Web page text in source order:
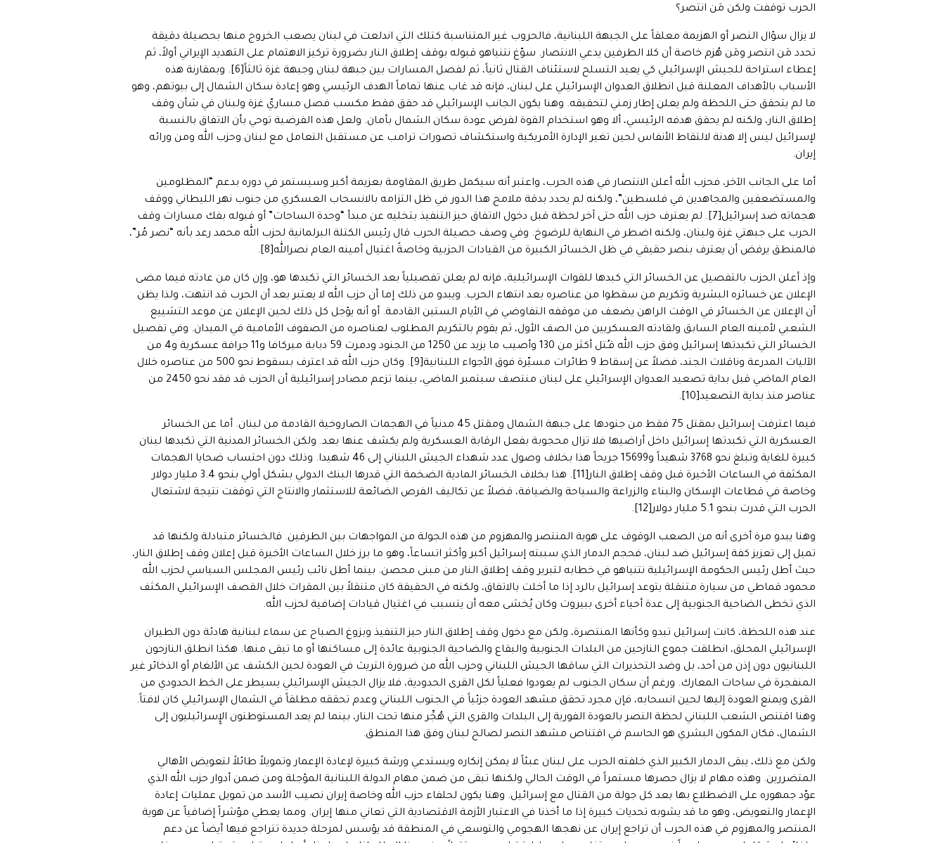
الحرب توقفت ولكن مَن انتصر؟
لا يزال سؤال النصر أو الهزيمة معلقاً على الجبهة اللبنانية، فالحروب غير المتناسبة كتلك التي اندلعت في لبنان يصعب الخروج منها بحصيلة دقيقة
تحدد مَن انتصر ومَن هُزم خاصة أن كلا الطرفين يدعي الانتصار. سوّغ نتنياهو قبوله بوقف إطلاق النار بضرورة تركيز الاهتمام على التهديد الإيراني أولاً، ثم
إعطاء استراحة للجيش الإسرائيلي كي يعيد التسلح لاستئناف القتال ثانياً، ثم لفصل المسارات بين جبهة لبنان وجبهة غزة ثالثاً[6]. وبمقارنة هذه
الأسباب بالأهداف المعلنة قبل انطلاق العدوان الإسرائيلي على لبنان، فإنه قد غاب عنها تماماً الهدف الرئيسي وهو إعادة سكان الشمال إلى بيوتهم، وهو
ما لم يتحقق حتى اللحظة ولم يعلن إطار زمني لتحقيقه. وهنا يكون الجانب الإسرائيلي قد حقق فقط مكسب فصل مساريّ غزة ولبنان في شأن وقف
إطلاق النار، ولكنه لم يحقق هدفه الرئيسي، ألا وهو استخدام القوة لفرض عودة سكان الشمال بأمان. ولعل هذه الفرضية توحي بأن الاتفاق بالنسبة
لإسرائيل ليس إلا هدنة لالتقاط الأنفاس لحين تغير الإدارة الأمريكية واستكشاف تصورات ترامب عن مستقبل التعامل مع لبنان وحزب الله ومن ورائه
إيران.
أما على الجانب الآخر، فحزب الله أعلن الانتصار في هذه الحرب، واعتبر أنه سيكمل طريق المقاومة بعزيمة أكبر وسيستمر في دوره بدعم “المظلومين
والمستضعفين والمجاهدين في فلسطين”، ولكنه لم يحدد بدقة ملامح هذا الدور في ظل التزامه بالانسحاب العسكري من جنوب نهر الليطاني ووقف
هجماته ضد إسرائيل[7]. لم يعترف حزب الله حتى آخر لحظة قبل دخول الاتفاق حيز التنفيذ بتخليه عن مبدأ “وحدة الساحات” أو قبوله بفك مسارات وقف
الحرب على جبهتي غزة ولبنان، ولكنه اضطر في النهاية للرضوخ. وفي وصف حصيلة الحرب قال رئيس الكتلة البرلمانية لحزب الله محمد رعد بأنه “نصر مُر”،
فالمنطق يرفض أن يعترف بنصر حقيقي في ظل الخسائر الكبيرة من القيادات الحزبية وخاصةً اغتيال أمينه العام نصرالله[8].
وإذ أعلن الحزب بالتفصيل عن الخسائر التي كبدها للقوات الإسرائيلية، فإنه لم يعلن تفصيلياً بعد الخسائر التي تكبدها هو، وإن كان من عادته فيما مضى
الإعلان عن خسائره البشرية وتكريم من سقطوا من عناصره بعد انتهاء الحرب. ويبدو من ذلك إما أن حزب الله لا يعتبر بعد أن الحرب قد انتهت، ولذا يظن
أن الإعلان عن الخسائر في الوقت الراهن يضعف من موقفه التفاوضي في الأيام الستين القادمة. أو أنه يؤجل كل ذلك لحين الإعلان عن موعد التشييع
الشعبي لأمينه العام السابق ولقادته العسكريين من الصف الأول، ثم يقوم بالتكريم المطلوب لعناصره من الصفوف الأمامية في الميدان. وفي تفصيل
الخسائر التي تكبدتها إسرائيل وفق حزب الله قـُتل أكثر من 130 وأصيب ما يزيد عن 1250 من الجنود ودمرت 59 دبابة ميركافا و11 جرافة عسكرية و4 من
الآليات المدرعة وناقلات الجند، فضلاً عن إسقاط 9 طائرات مسيّرة فوق الأجواء اللبنانية[9]. وكان حزب الله قد اعترف بسقوط نحو 500 من عناصره خلال
العام الماضي قبل بداية تصعيد العدوان الإسرائيلي على لبنان منتصف سبتمبر الماضي، بينما تزعم مصادر إسرائيلية أن الحزب قد فقد نحو 2450 من
عناصر منذ بداية التصعيد[10].
فيما اعترفت إسرائيل بمقتل 75 فقط من جنودها على جبهة الشمال ومقتل 45 مدنياً في الهجمات الصاروخية القادمة من لبنان. أما عن الخسائر
العسكرية التي تكبدتها إسرائيل داخل أراضيها فلا تزال محجوبة بفعل الرقابة العسكرية ولم يكشف عنها بعد. ولكن الخسائر المدنية التي تكبدها لبنان
كبيرة للغاية وتبلغ نحو 3768 شهيداً و15699 جريحاً هذا بخلاف وصول عدد شهداء الجيش اللبناني إلى 46 شهيدا. وذلك دون احتساب ضحايا الهجمات
المكثفة في الساعات الأخيرة قبل وقف إطلاق النار[11]. هذا بخلاف الخسائر المادية الضخمة التي قدرها البنك الدولي بشكل أولي بنحو 3.4 مليار دولار
وخاصة في قطاعات الإسكان والبناء والزراعة والسياحة والضيافة، فضلاً عن تكاليف الفرص الضائعة للاستثمار والانتاج التي توقفت نتيجة لاشتعال
الحرب التي قدرت بنحو 5.1 مليار دولار[12].
وهنا يبدو مرة أخرى أنه من الصعب الوقوف على هوية المنتصر والمهزوم من هذه الجولة من المواجهات بين الطرفين. فالخسائر متبادلة ولكنها قد
تميل إلى تعزيز كفة إسرائيل ضد لبنان، فحجم الدمار الذي سببته إسرائيل أكبر وأكثر اتساعاً، وهو ما برز خلال الساعات الأخيرة قبل إعلان وقف إطلاق النار،
حيث أطل رئيس الحكومة الإسرائيلية نتنياهو في خطابه لتبرير وقف إطلاق النار من مبنى محصن. بينما أطل نائب رئيس المجلس السياسي لحزب الله
محمود قماطي من سيارة متنقلة يتوعد إسرائيل بالرد إذا ما أخلت بالاتفاق، ولكنه في الحقيقة كان متنقلاً بين المقرات خلال القصف الإسرائيلي المكثف
الذي تخطى الضاحية الجنوبية إلى عدة أحياء أخرى ببيروت وكان يُخشى معه أن يتسبب في اغتيال قيادات إضافية لحزب الله.
عند هذه اللحظة، كانت إسرائيل تبدو وكأنها المنتصرة، ولكن مع دخول وقف إطلاق النار حيز التنفيذ وبزوغ الصباح عن سماء لبنانية هادئة دون الطيران
الإسرائيلي المحلق، انطلقت جموع النازحين من البلدات الجنوبية والبقاع والضاحية الجنوبية عائدة إلى مساكنها أو ما تبقى منها. هكذا انطلق النازحون
اللبنانيون دون إذن من أحد، بل وضد التحذيرات التي ساقها الجيش اللبناني وحزب الله من ضرورة التريث في العودة لحين الكشف عن الألغام أو الذخائر غير
المنفجرة في ساحات المعارك. ورغم أن سكان الجنوب لم يعودوا فعلياً لكل القرى الحدودية، فلا يزال الجيش الإسرائيلي يسيطر على الخط الحدودي من
القرى ويمنع العودة إليها لحين انسحابه، فإن مجرد تحقق مشهد العودة جزئياً في الجنوب اللبناني وعدم تحققه مطلقاً في الشمال الإسرائيلي كان لافتاً.
وهنا اقتنص الشعب اللبناني لحظة النصر بالعودة الفورية إلى البلدات والقرى التي هُجِّر منها تحت النار، بينما لم يعد المستوطنون الإٍسرائيليون إلى
الشمال، فكان المكون البشري هو الحاسم في اقتناص مشهد النصر لصالح لبنان وفق هذا المنطق.
ولكن مع ذلك، يبقى الدمار الكبير الذي خلفته الحرب على لبنان عبئاً لا يمكن إنكاره ويستدعي ورشة كبيرة لإعادة الإعمار وتمويلاً طائلاً لتعويض الأهالي
المتضررين. وهذه مهام لا يزال حصرها مستمراً في الوقت الحالي ولكنها تبقى من ضمن مهام الدولة اللبنانية المؤجلة ومن ضمن أدوار حزب الله الذي
عوّد جمهوره على الاضطلاع بها بعد كل جولة من القتال مع إسرائيل. وهنا يكون لحلفاء حزب الله وخاصة إيران نصيب الأسد من تمويل عمليات إعادة
الإعمار والتعويض، وهو ما قد يشوبه تحديات كبيرة إذا ما أخذنا في الاعتبار الأزمة الاقتصادية التي تعاني منها إيران. ومما يعطي مؤشراً إضافياً عن هوية
المنتصر والمهزوم في هذه الحرب أن تراجع إيران عن نهجها الهجومي والتوسعي في المنطقة قد يؤسس لمرحلة جديدة تتراجع فيها أيضاً عن دعم